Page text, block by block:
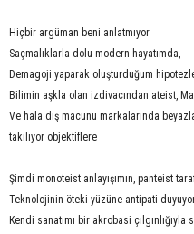
Hiçbir argüman beni anlatmıyor
Saçmalıklarla dolu modern hayatımda,
Demagoji yaparak oluşturduğum
Bilimin aşkla olan izdivacından ateist,
Ve hala diş macunu markalarında
takılıyor objektiflere
Şimdi monoteist anlayışımın, panteist
Teknolojinin öteki yüzüne antipati
Kendi sanatımı bir akrobasi